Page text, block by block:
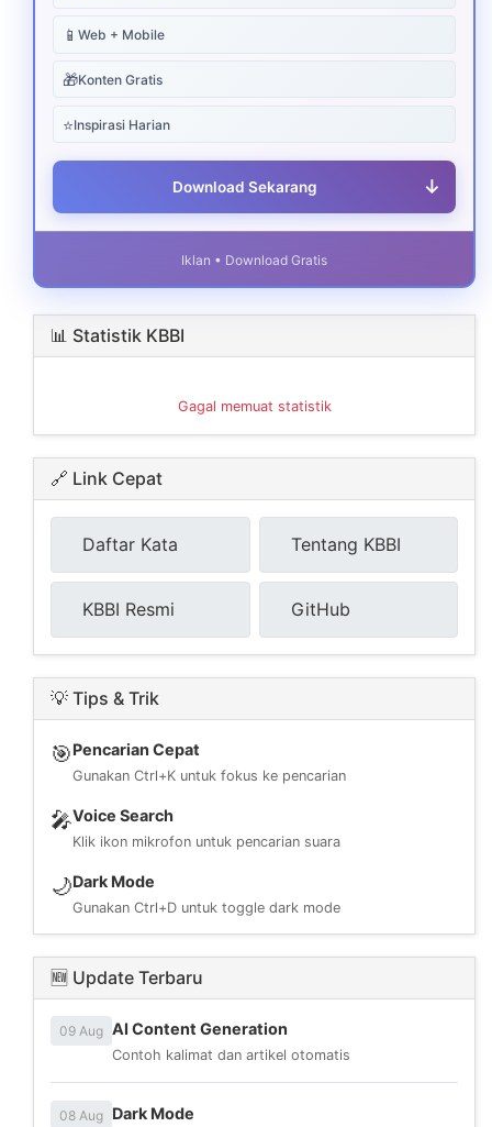
📱 Web + Mobile
🎁Konten Gratis
⭐Inspirasi Harian
Download Sekarang ↓
Iklan • Download Gratis
📊 Statistik KBBI
Gagal memuat statistik
🔗 Link Cepat
Daftar Kata Tentang KBBI
KBBI Resmi GitHub
💡 Tips & Trik
🎯Pencarian Cepat
Gunakan Ctrl+K untuk fokus ke pencarian
🎤Voice Search
Klik ikon mikrofon untuk pencarian suara
🌙Dark Mode
Gunakan Ctrl+D untuk toggle dark mode
🆕 Update Terbaru
09 Aug AI Content Generation
Contoh kalimat dan artikel otomatis
08 Aug Dark Mode